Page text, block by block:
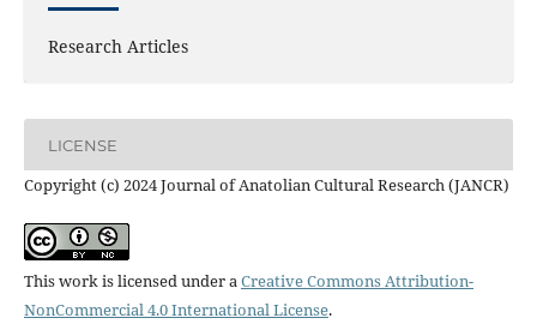
Research Articles
LICENSE
Copyright (c) 2024 Journal of Anatolian Cultural Research (JANCR)
This work is licensed under aCreative Commons Attribution-
NonCommercial 4.0 International License.